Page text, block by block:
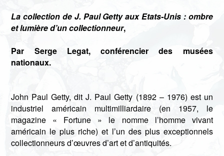
La collection de J. Paul Getty aux Etats-Unis : ombre
et lumière d’un collectionneur,
Par Serge Legat, conférencier des musées
nationaux.
John Paul Getty, dit J. Paul Getty (1892 – 1976) est un
industriel américain multimilliardaire (en 1957, le
magazine « Fortune » le nomme l’homme vivant
américain le plus riche) et l’un des plus exceptionnels
collectionneurs d’œuvres d’art et d’antiquités.